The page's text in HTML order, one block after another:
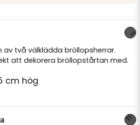
två välklädda bröllopsherrar.
att dekorera bröllopstårtan med.
cm hög